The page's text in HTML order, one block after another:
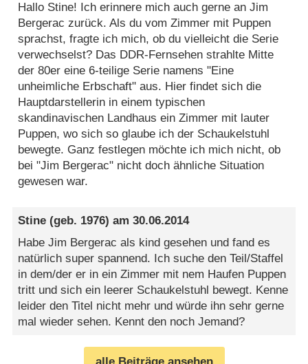
Hallo Stine! Ich erinnere mich auch gerne an Jim
Bergerac zurück. Als du vom Zimmer mit Puppen
sprachst, fragte ich mich, ob du vielleicht die Serie
verwechselst? Das DDR-Fernsehen strahlte Mitte
der 80er eine 6-teilige Serie namens "Eine
unheimliche Erbschaft" aus. Hier findet sich die
Hauptdarstellerin in einem typischen
skandinavischen Landhaus ein Zimmer mit lauter
Puppen, wo sich so glaube ich der Schaukelstuhl
bewegte. Ganz festlegen möchte ich mich nicht, ob
bei "Jim Bergerac" nicht doch ähnliche Situation
gewesen war.
Stine (geb. 1976) am30.06.2014
Habe Jim Bergerac als kind gesehen und fand es
natürlich super spannend. Ich suche den Teil/Staffel
in dem/der er in ein Zimmer mit nem Haufen Puppen
tritt und sich ein leerer Schaukelstuhl bewegt. Kenne
leider den Titel nicht mehr und würde ihn sehr gerne
mal wieder sehen. Kennt den noch Jemand?